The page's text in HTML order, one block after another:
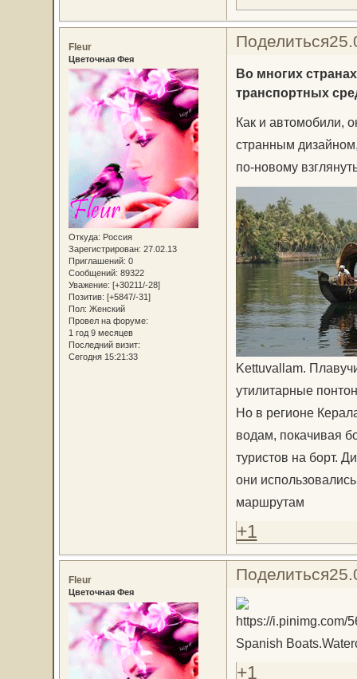
Поделиться
Fleur
Цветочная Фея
Откуда: Россия
Зарегистрирован: 27.02.13
Приглашений: 0
Сообщений: 89322
Уважение: [+30211/-28]
Позитив: [+5847/-31]
Пол: Женский
Провел на форуме:
1 год 9 месяцев
Последний визит:
Сегодня 15:21:33
Во многих
транспортных
Как и автомобили,
странным
по‑новому
Kettuvallam.
утилитарные
Но в регионе
водам, покачивая
туристов на борт.
они
маршрутам
+1
Поделиться
Fleur
Цветочная Фея
Spanish
+1